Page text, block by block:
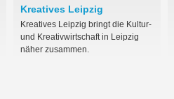
Kreatives Leipzig
Kreatives Leipzig bringt die Kultur-
und Kreativwirtschaft in Leipzig
näher zusammen.